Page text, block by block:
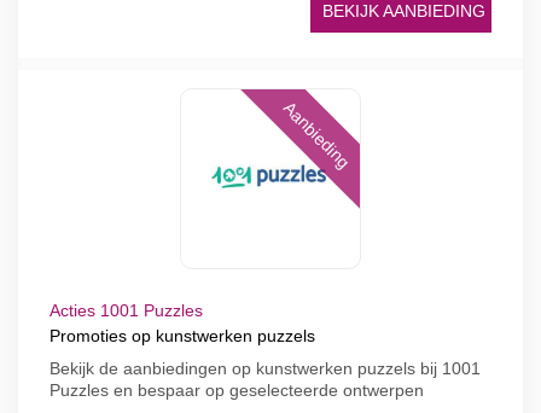
BEKIJK AANBIEDING
Aanbieding
Acties 1001 Puzzles
Promoties op kunstwerken puzzels
Bekijk de aanbiedingen op kunstwerken puzzels bij 1001
Puzzles en bespaar op geselecteerde ontwerpen